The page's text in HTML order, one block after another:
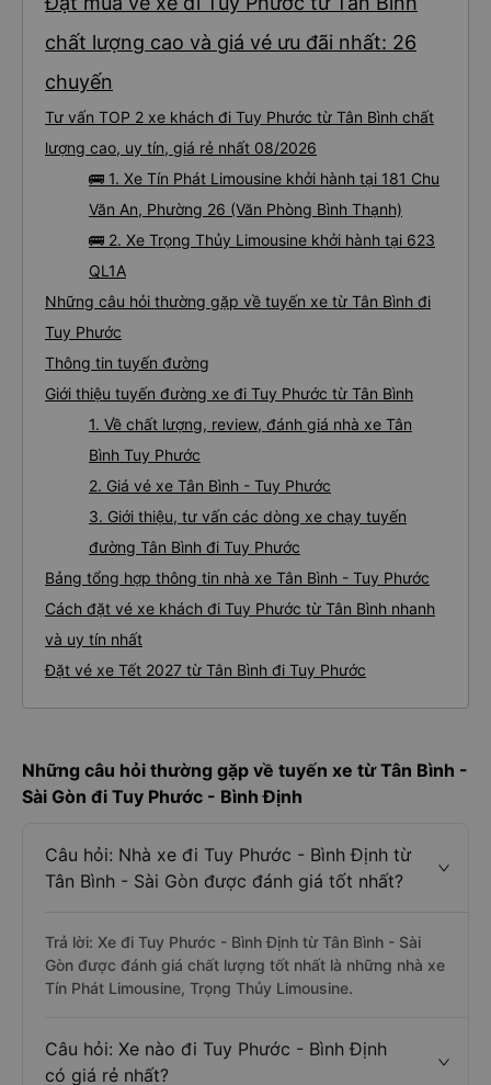
chất lượng cao và giá vé ưu đãi nhất: 26
chuyến
Tư vấn TOP 2 xe khách đi Tuy Phước từ Tân Bình chất
lượng cao, uy tín, giá rẻ nhất 08/2026
🚌 1. Xe Tín Phát Limousine khởi hành tại 181 Chu
Văn An, Phường 26 (Văn Phòng Bình Thạnh)
🚌 2. Xe Trọng Thủy Limousine khởi hành tại 623
QL1A
Những câu hỏi thường gặp về tuyến xe từ Tân Bình đi
Tuy Phước
Thông tin tuyến đường
Giới thiệu tuyến đường xe đi Tuy Phước từ Tân Bình
1. Về chất lượng, review, đánh giá nhà xe Tân
Bình Tuy Phước
2. Giá vé xe Tân Bình - Tuy Phước
3. Giới thiệu, tư vấn các dòng xe chạy tuyến
đường Tân Bình đi Tuy Phước
Bảng tổng hợp thông tin nhà xe Tân Bình - Tuy Phước
Cách đặt vé xe khách đi Tuy Phước từ Tân Bình nhanh
và uy tín nhất
Đặt vé xe Tết 2027 từ Tân Bình đi Tuy Phước
Những câu hỏi thường gặp về tuyến xe từ Tân Bình -
Sài Gòn đi Tuy Phước - Bình Định
Câu hỏi: Nhà xe đi Tuy Phước - Bình Định từ
Tân Bình - Sài Gòn được đánh giá tốt nhất?
Trả lời: Xe đi Tuy Phước - Bình Định từ Tân Bình - Sài
Gòn được đánh giá chất lượng tốt nhất là những nhà xe
Tín Phát Limousine, Trọng Thủy Limousine.
Câu hỏi: Xe nào đi Tuy Phước - Bình Định
có giá rẻ nhất?